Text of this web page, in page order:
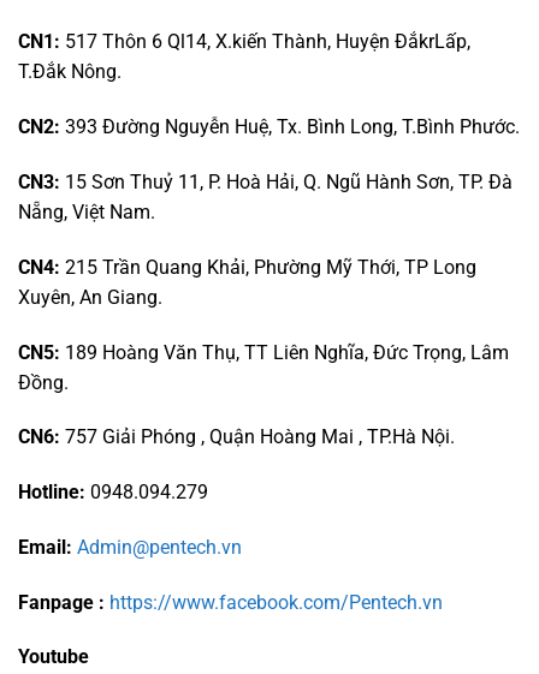
CN1: 517 Thôn 6 Ql14, X.kiến Thành, Huyện ĐắkrLấp,
T.Đắk Nông.
CN2: 393 Đường Nguyễn Huệ, Tx. Bình Long, T.Bình Phước.
CN3: 15 Sơn Thuỷ 11, P. Hoà Hải, Q. Ngũ Hành Sơn, TP. Đà
Nẵng, Việt Nam.
CN4: 215 Trần Quang Khải, Phường Mỹ Thới, TP Long
Xuyên, An Giang.
CN5: 189 Hoàng Văn Thụ, TT Liên Nghĩa, Đức Trọng, Lâm
Đồng.
CN6: 757 Giải Phóng , Quận Hoàng Mai , TP.Hà Nội.
Hotline: 0948.094.279
Email: Admin@pentech.vn
Fanpage : https://www.facebook.com/Pentech.vn
Youtube